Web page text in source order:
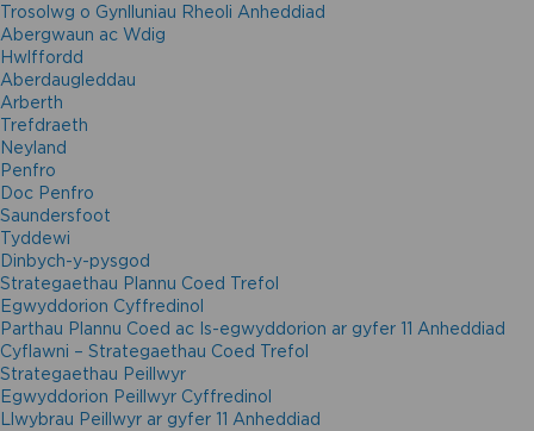
Trosolwg o Gynlluniau Rheoli Anheddiad
Abergwaun ac Wdig
Hwlffordd
Aberdaugleddau
Arberth
Trefdraeth
Neyland
Penfro
Doc Penfro
Saundersfoot
Tyddewi
Dinbych-y-pysgod
Strategaethau Plannu Coed Trefol
Egwyddorion Cyffredinol
Parthau Plannu Coed ac Is-egwyddorion ar gyfer 11 Anheddiad
Cyflawni – Strategaethau Coed Trefol
Strategaethau Peillwyr
Egwyddorion Peillwyr Cyffredinol
Llwybrau Peillwyr ar gyfer 11 Anheddiad